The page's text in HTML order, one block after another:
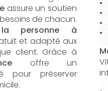
assure un soutien
de chacun.
personne à
et adapté aux
client. Grâce à
offre un
pour préserver